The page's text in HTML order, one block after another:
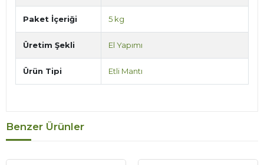
Paket İçeriği 5 kg
Üretim Şekli El Yapımı
Ürün Tipi Etli Mantı
Benzer Ürünler